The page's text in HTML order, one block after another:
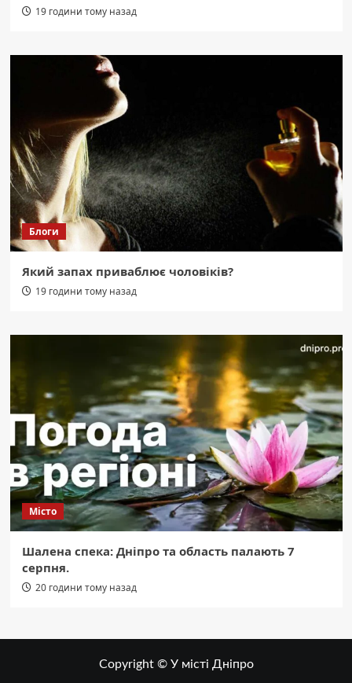
19 години тому назад
Блоги
Який запах приваблює чоловіків?
19 години тому назад
Місто
Шалена спека: Дніпро та область палають 7
серпня.
20 години тому назад
Copyright © У місті Дніпро